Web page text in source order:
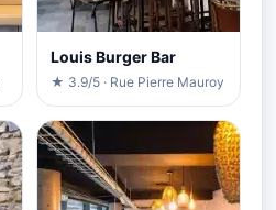
Louis Burger Bar
★ 3.9/5 · Rue Pierre Mauroy